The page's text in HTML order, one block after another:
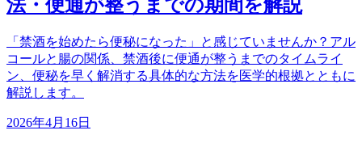
法・便通が整うまでの期間を解説
「禁酒を始めたら便秘になった」と感じていませんか？アル
コールと腸の関係、禁酒後に便通が整うまでのタイムライ
ン、便秘を早く解消する具体的な方法を医学的根拠とともに
解説します。
2026年4月16日